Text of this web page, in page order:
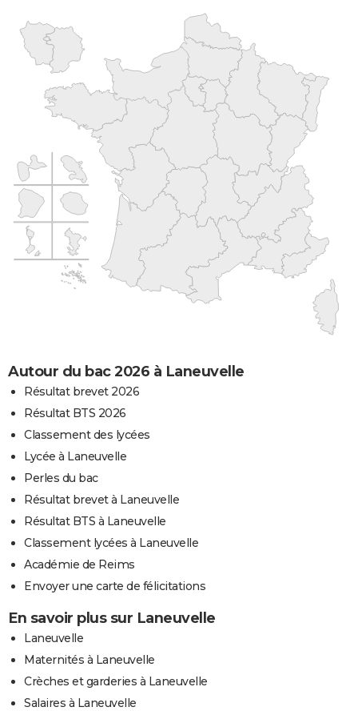
Autour du bac 2026 à Laneuvelle
Résultat brevet 2026
Résultat BTS 2026
Classement des lycées
Lycée à Laneuvelle
Perles du bac
Résultat brevet à Laneuvelle
Résultat BTS à Laneuvelle
Classement lycées à Laneuvelle
Académie de Reims
Envoyer une carte de félicitations
En savoir plus sur Laneuvelle
Laneuvelle
Maternités à Laneuvelle
Crèches et garderies à Laneuvelle
Salaires à Laneuvelle